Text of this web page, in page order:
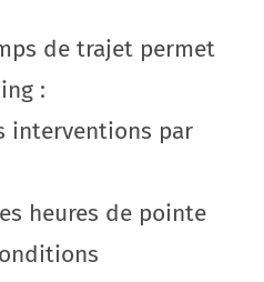
de trajet permet
:
interventions par
heures de pointe